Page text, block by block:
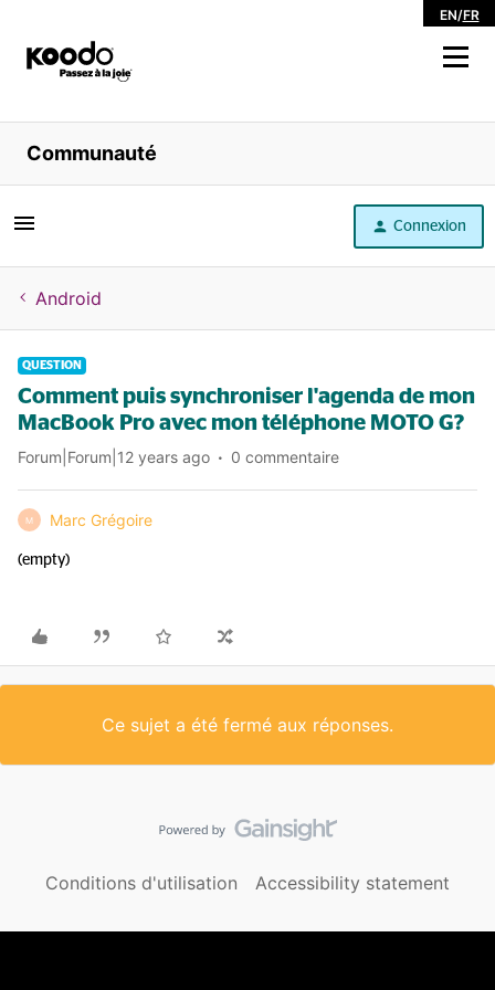
EN/FR
Magasiner
Libre service
Aide
Communauté
Connexion
Android
QUESTION
Comment puis synchroniser l'agenda de mon
MacBook Pro avec mon téléphone MOTO G?
Forum|Forum|12 years ago 0 commentaire
M Marc Grégoire
(empty)
Ce sujet a été fermé aux réponses.
Conditions d'utilisation Accessibility statement